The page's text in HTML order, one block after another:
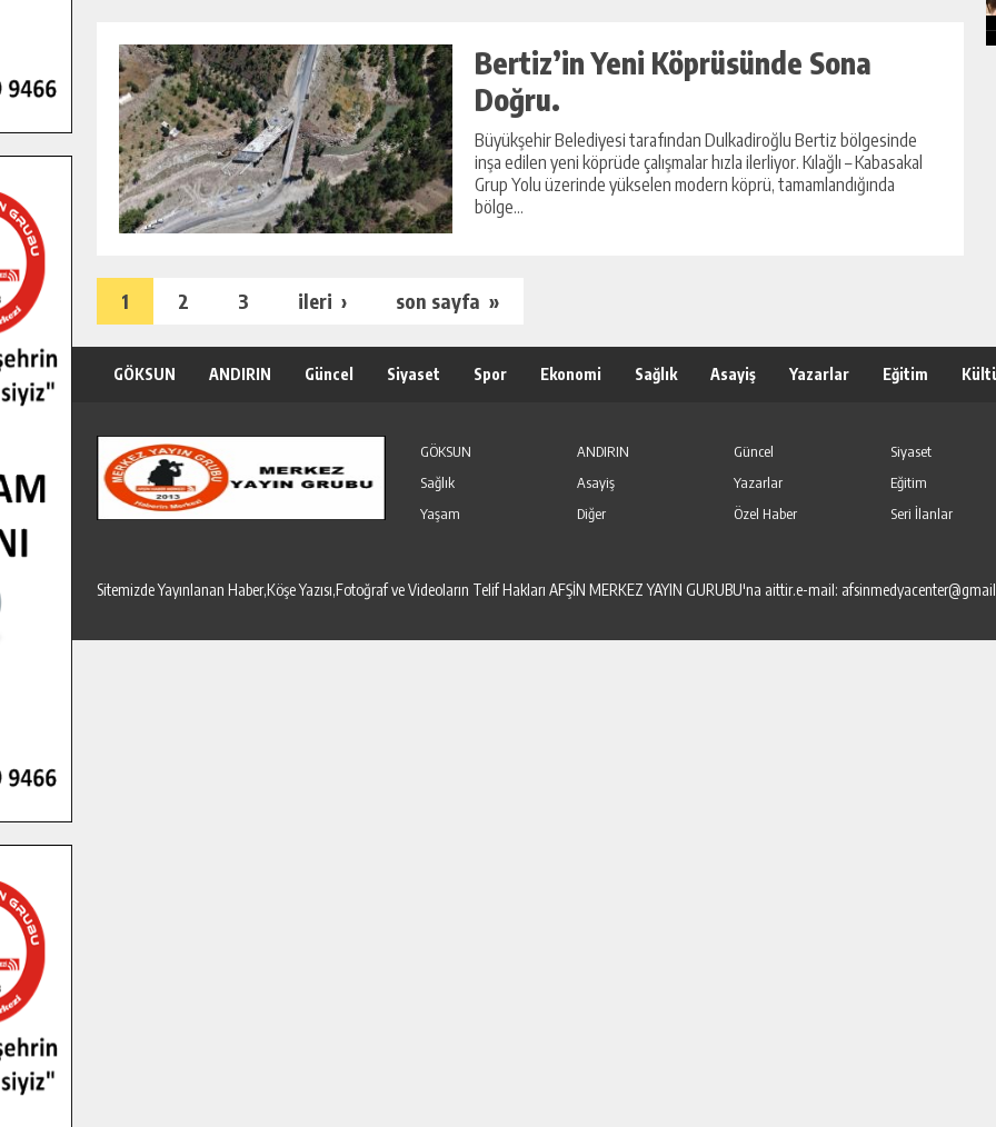
Bertiz’in Yeni Köprüsünde Sona
Doğru.
Büyükşehir Belediyesi tarafından Dulkadiroğlu Bertiz bölgesinde
inşa edilen yeni köprüde çalışmalar hızla ilerliyor. Kılağlı – Kabasakal
Grup Yolu üzerinde yükselen modern köprü, tamamlandığında
bölge...
1 2 3 ileri › son sayfa »
GÖKSUN ANDIRIN Güncel Siyaset Spor Ekonomi Sağlık Asayiş Yazarlar Eğitim
GÖKSUN ANDIRIN Güncel Siyaset
Sağlık
Asayiş Yazarlar Eğitim
Yaşam
Diğer Özel Haber Seri İlanlar
Sitemizde Yayınlanan Haber,Köşe Yazısı,Fotoğraf ve Videoların Telif Hakları AFŞİN MERKEZ YAYIN GURUBU'na aittir.e-mail: